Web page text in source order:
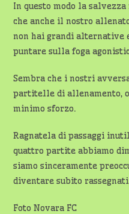
In questo modo la
che anche il nostro
non hai grandi alternative
puntare sulla foga
Sembra che i nostri
partitelle di allenamento,
minimo sforzo.
Ragnatela di passaggi
quattro partite abbiamo
siamo sinceramente
diventare subito
Foto Novara FC